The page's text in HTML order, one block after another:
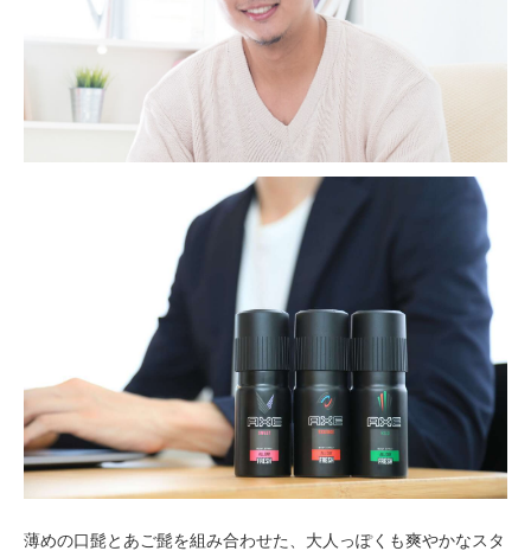
薄めの口髭とあご髭を組み合わせた、大人っぽくも爽やかなスタ